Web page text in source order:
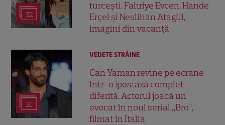
32
turcești. Fahriye Evcen, Hande
Erçel și Neslihan Atagül,
imagini din vacanță
31
VEDETE STRĂINE
Can Yaman revine pe ecrane
într-o ipostază complet
diferită. Actorul joacă un
avocat în noul serial „Bro”,
filmat în Italia